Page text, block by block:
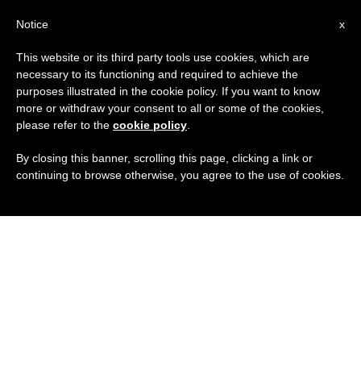
x
Notice
This website or its third party tools use cookies, which are
necessary to its functioning and required to achieve the
purposes illustrated in the cookie policy. If you want to know
more or withdraw your consent to all or some of the cookies,
please refer to the cookie policy
By closing this banner, scrolling this page, clicking a link or
continuing to browse otherwise, you agree to the use of cookies.